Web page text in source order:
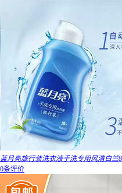
蓝月亮旅行装洗衣液手洗专用风清白兰
0条评价